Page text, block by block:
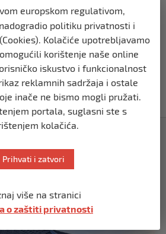
naknadu
izabrao kompaniju iz Bihaća
nove službene web stranice
europskom regulativom,
politiku privatnosti i
Kolačiće upotrebljavamo
korištenje naše online
iskustvo i funkcionalnost
reklamnih sadržaja i ostale
inače ne bismo mogli pružati.
portala, suglasni ste s
kolačića.
Prihvati i zatvori
više na stranici
o zaštiti privatnosti